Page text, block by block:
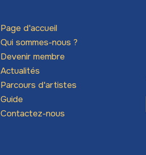
Page d'accueil
Qui sommes-nous ?
Devenir membre
Actualités
Parcours d'artistes
Guide
Contactez-nous